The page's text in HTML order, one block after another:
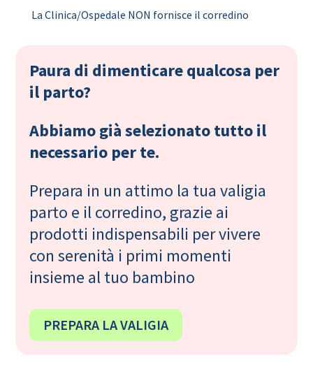
La Clinica/Ospedale NON fornisce il corredino
Paura di dimenticare qualcosa per
il parto?
Abbiamo già selezionato tutto il
necessario per te.
Prepara in un attimo la tua valigia
parto e il corredino, grazie ai
prodotti indispensabili per vivere
con serenità i primi momenti
insieme al tuo bambino
PREPARA LA VALIGIA